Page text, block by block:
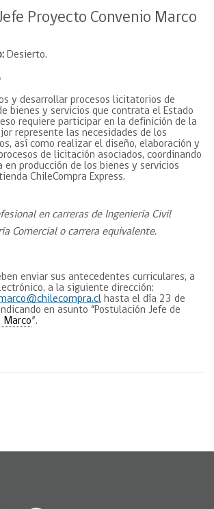
Proyecto Convenio Marco
Desierto.
y desarrollar procesos licitatorios de
bienes y servicios que contrata el Estado
requiere participar en la definición de la
represente las necesidades de los
así como realizar el diseño, elaboración y
de licitación asociados, coordinando
producción de los bienes y servicios
ChileCompra Express.
en carreras de Ingeniería Civil
Comercial o carrera equivalente.
enviar sus antecedentes curriculares, a
a la siguiente dirección:
hasta el día 23 de
en asunto “Postulación Jefe de
Marco”.